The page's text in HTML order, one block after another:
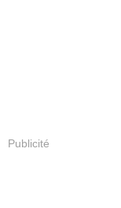
Publicité